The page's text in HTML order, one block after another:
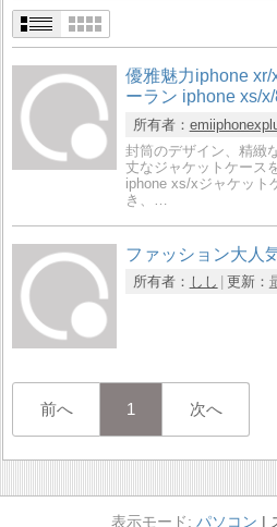
優雅魅力iphone xr/
ーラン iphone xs/
所有者：
封筒のデザイン、精緻
丈なジャケットケース
iphone xs/xジャケット
き、…
ファッション大人
所有者： しし 更新：
前へ 1 次へ
パソコン